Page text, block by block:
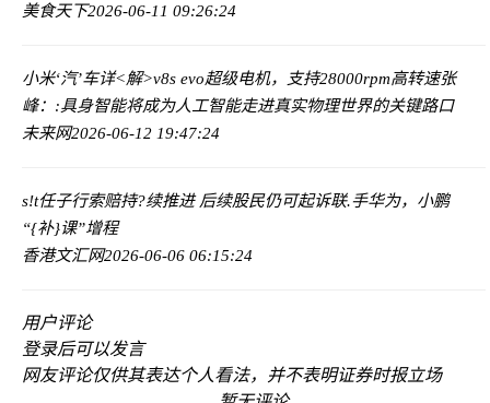
美食天下2026-06-11 09:26:24
小米‘汽’车详<解>v8s evo超级电机，支持28000rpm高转速张
峰：:具身智能将成为人工智能走进真实物理世界的关键路口
未来网2026-06-12 19:47:24
s!t任子行索赔持?续推进 后续股民仍可起诉联.手华为，小鹏
“{补}课”增程
香港文汇网2026-06-06 06:15:24
用户评论
登录后可以发言
网友评论仅供其表达个人看法，并不表明证券时报立场